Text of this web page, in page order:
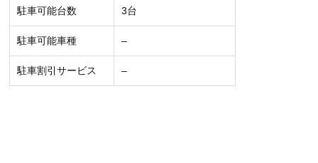
駐車可能台数 3台
駐車可能車種 –
駐車割引サービス –